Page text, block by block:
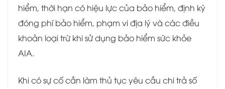
hiểm, thời hạn có hiệu lực của bảo hiểm, định kỳ
đóng phí bảo hiểm, phạm vi địa lý và các điều
khoản loại trừ khi sử dụng bảo hiểm sức khỏe
AIA.
Khi có sự cố cần làm thủ tục yêu cầu chi trả số